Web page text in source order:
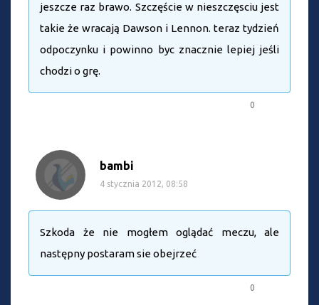
jeszcze raz brawo. Szczęście w nieszczęsciu jest
takie że wracają Dawson i Lennon. teraz tydzień
odpoczynku i powinno byc znacznie lepiej jeśli
chodzi o grę.
0
bambi
4 stycznia 2012, 08:58
Szkoda że nie mogłem oglądać meczu, ale
następny postaram sie obejrzeć
0